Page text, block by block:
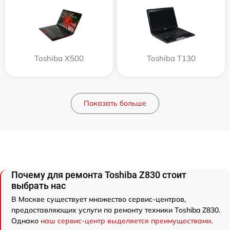
Toshiba X500 Toshiba T130
Показать больше
Почему для ремонта Toshiba Z830 стоит
выбрать нас
В Москве существует множество сервис-центров,
предоставляющих услуги по ремонту техники Toshiba Z830.
Однако наш сервис-центр выделяется преимуществами.